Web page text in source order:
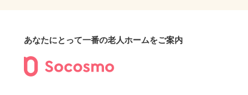
あなたにとって一番の老人ホームをご案内